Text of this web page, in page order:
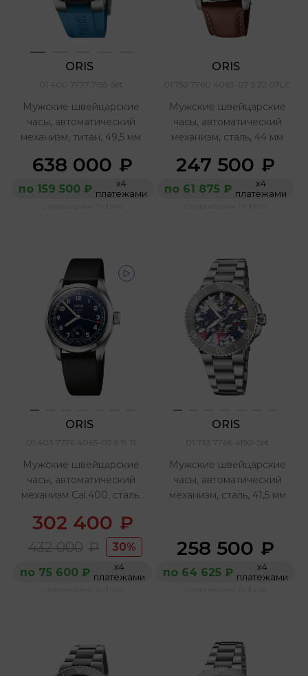
ORIS
01 400 7777 7155-Set
Мужские швейцарские
часы, автоматический
механизм, титан, 49,5 мм
638 000 ₽
по 159 500 ₽
х4
платежами
ORIS
01 752 7760 4063-07 5 22 07LC
Мужские швейцарские
часы, автоматический
механизм, сталь, 44 мм
247 500 ₽
по 61 875 ₽
х4
платежами
ORIS
01 403 7776 4065-07 5 19 11
Мужские швейцарские
часы, автоматический
механизм Cal.400, сталь,
суток Гарантия на
механизм 10 лет
302 400 ₽
432 000 ₽
30%
по 75 600 ₽
х4
платежами
ORIS
01 733 7766 4150-Set
Мужские швейцарские
часы, автоматический
механизм, сталь, 41,5 мм
258 500 ₽
по 64 625 ₽
х4
платежами